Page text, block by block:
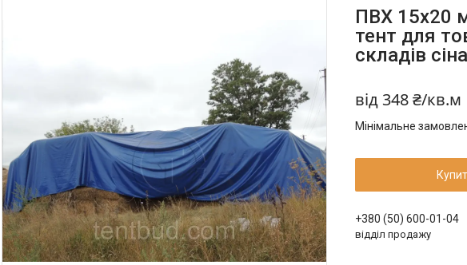
ПВХ 15х20
тент для
складів
від 348 ₴/кв.м
Мінімальне
+380 (50) 600-01-04
відділ продажу